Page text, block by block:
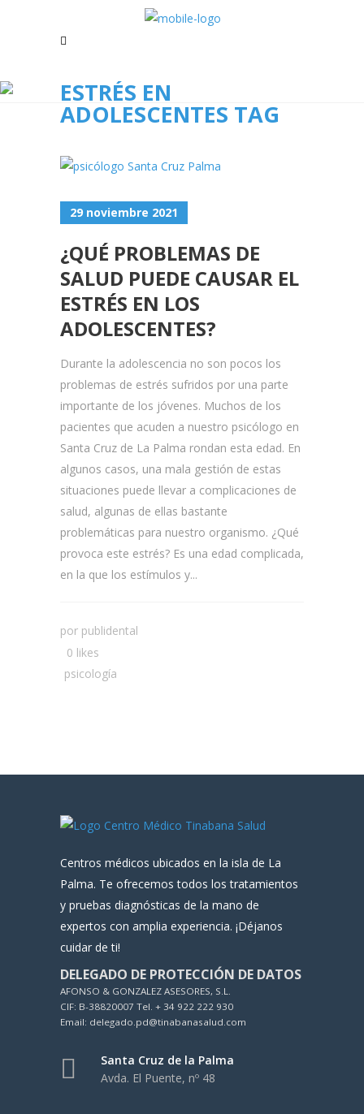
ESTRÉS EN
ADOLESCENTES TAG
29 noviembre 2021
¿QUÉ PROBLEMAS DE
SALUD PUEDE CAUSAR EL
ESTRÉS EN LOS
ADOLESCENTES?
Durante la adolescencia no son pocos los
problemas de estrés sufridos por una parte
importante de los jóvenes. Muchos de los
pacientes que acuden a nuestro psicólogo en
Santa Cruz de La Palma rondan esta edad. En
algunos casos, una mala gestión de estas
situaciones puede llevar a complicaciones de
salud, algunas de ellas bastante
problemáticas para nuestro organismo. ¿Qué
provoca este estrés? Es una edad complicada,
en la que los estímulos y...
por publidental
0 likes
psicología
Centros médicos ubicados en la isla de La
Palma. Te ofrecemos todos los tratamientos
y pruebas diagnósticas de la mano de
expertos con amplia experiencia. ¡Déjanos
cuidar de ti!
DELEGADO DE PROTECCIÓN DE DATOS
AFONSO & GONZALEZ ASESORES, S.L.
CIF: B-38820007 Tel. + 34 922 222 930
Email: delegado.pd@tinabanasalud.com
Santa Cruz de la Palma
Avda. El Puente, nº 48